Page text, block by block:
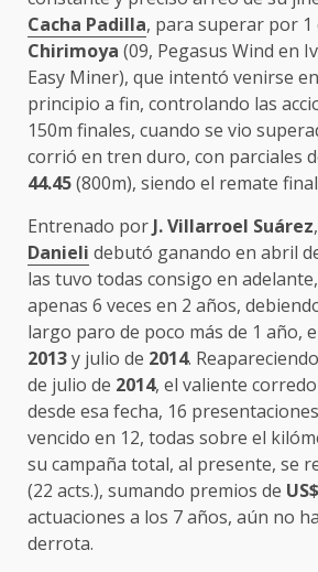
Cacha Padilla, para superar por 1
Chirimoya (09, Pegasus Wind en
Easy Miner), que intentó venirse
principio a fin, controlando las
150m finales, cuando se vio
corrió en tren duro, con parciales
44.45(800m), siendo el remate
Entrenado por J. Villarroel Suárez
Danieli debutó ganando en abril
las tuvo todas consigo en
apenas 6 veces en 2 años,
largo paro de poco más de 1 año,
2013y julio de 2014.
de julio de 2014, el valiente
desde esa fecha, 16
vencido en 12, todas sobre el
su campaña total, al presente, se
(22 acts.), sumando premios de
actuaciones a los 7 años, aún no
derrota.